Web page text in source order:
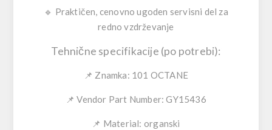
🔹 Praktičen, cenovno ugoden servisni del za
redno vzdrževanje
Tehnične specifikacije (po potrebi):
📌 Znamka: 101 OCTANE
📌Vendor Part Number: GY15436
📌 Material: organski